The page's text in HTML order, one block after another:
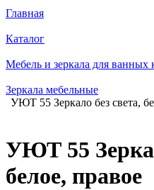
Главная
Каталог
Мебель и зеркала для ванных
Зеркала мебельные
УЮТ 55 Зеркало без света,
УЮТ 55
белое, правое